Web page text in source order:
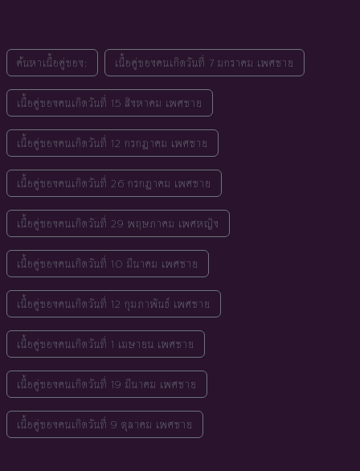
ค้นหาเนื้อคู่ของ: เนื้อคู่ของคนเกิดวันที่ 7 มกราคม เพศชาย
เนื้อคู่ของคนเกิดวันที่ 15 สิงหาคม เพศชาย
เนื้อคู่ของคนเกิดวันที่ 12 กรกฎาคม เพศชาย
เนื้อคู่ของคนเกิดวันที่ 26 กรกฎาคม เพศชาย
เนื้อคู่ของคนเกิดวันที่ 29 พฤษภาคม เพศหญิง
เนื้อคู่ของคนเกิดวันที่ 10 มีนาคม เพศชาย
เนื้อคู่ของคนเกิดวันที่ 12 กุมภาพันธ์ เพศชาย
เนื้อคู่ของคนเกิดวันที่ 1 เมษายน เพศชาย
เนื้อคู่ของคนเกิดวันที่ 19 มีนาคม เพศชาย
เนื้อคู่ของคนเกิดวันที่ 9 ตุลาคม เพศชาย